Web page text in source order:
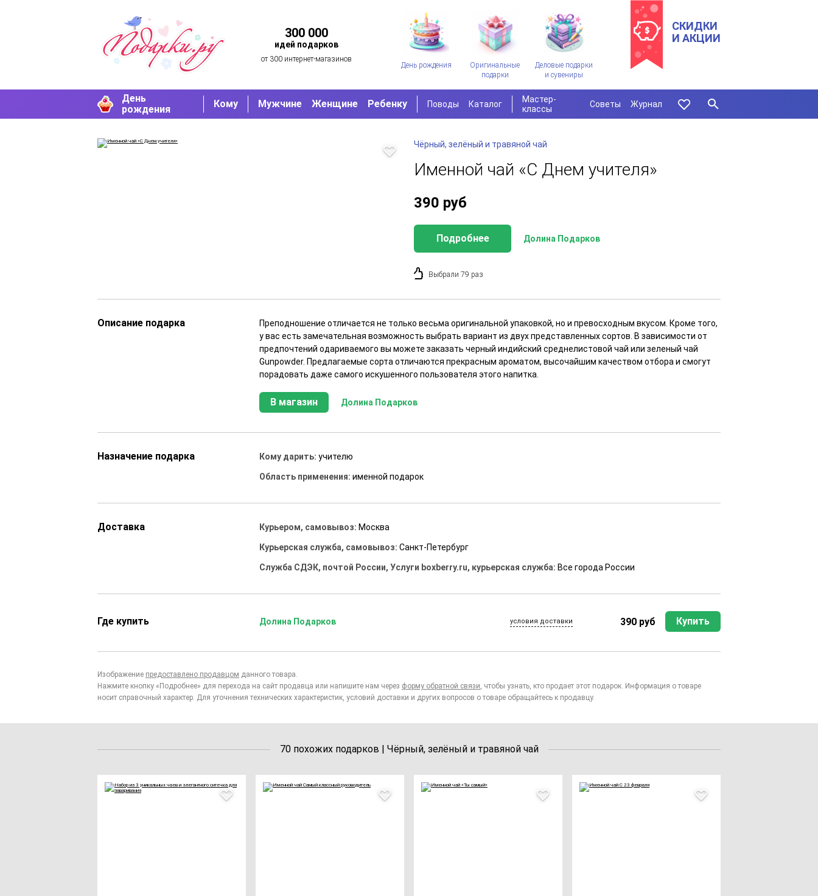
300 000
идей подарков
от 300 интернет-магазинов
День рождения
Оригинальные
подарки
Деловые подарки
и сувениры
СКИДКИ
И АКЦИИ
День
рождения
Кому Мужчине Женщине Ребенку Поводы Каталог
Мастер-
классы
Советы Журнал
Чёрный, зелёный и травяной чай
Именной чай «С Днем учителя»
390 руб
Подробнее Долина Подарков
Выбрали 79 раз
Описание подарка
Преподношение отличается не только весьма оригинальной упаковкой, но и превосходным вкусом. Кроме того,
у вас есть замечательная возможность выбрать вариант из двух представленных сортов. В зависимости от
предпочтений одариваемого вы можете заказать черный индийский среднелистовой чай или зеленый чай
Gunpowder. Предлагаемые сорта отличаются прекрасным ароматом, высочайшим качеством отбора и смогут
порадовать даже самого искушенного пользователя этого напитка.
В магазин Долина Подарков
Назначение подарка Кому дарить:учителю
Область применения:именной подарок
Доставка Курьером, самовывоз: Москва
Курьерская служба, самовывоз:Санкт-Петербург
Служба СДЭК, почтой России, Услуги boxberry.ru, курьерская служба: Все города России
Где купить Долина Подарков условия доставки 390 руб Купить
Изображение предоставлено продавцом данного товара.
Нажмите кнопку «Подробнее» для перехода на сайт продавца или напишите нам через форму обратной связи, чтобы узнать, кто продает этот подарок. Информация о товаре
носит справочный характер. Для уточнения технических характеристик, условий доставки и других вопросов о товаре обращайтесь к продавцу.
70 похожих подарков | Чёрный, зелёный и травяной чай